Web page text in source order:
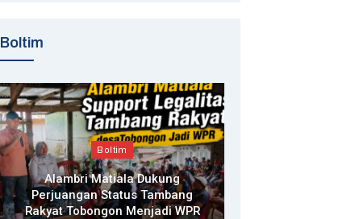
Boltim
Boltim
Alambri Matiala Dukung
Perjuangan Status Tambang
Rakyat Tobongon Menjadi WPR